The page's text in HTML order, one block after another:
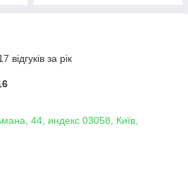
відгуків за рік
44, индекс 03058, Київ,